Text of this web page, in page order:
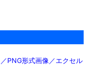
PNG形式画像／エクセル